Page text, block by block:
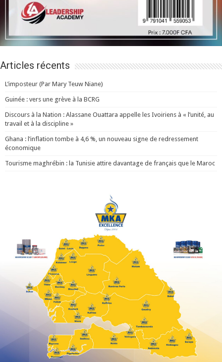
Articles récents
L’imposteur (Par Mary Teuw Niane)
Guinée : vers une grève à la BCRG
Discours à la Nation : Alassane Ouattara appelle les Ivoiriens à « l’unité, au
travail et à la discipline »
Ghana : l’inflation tombe à 4,6 %, un nouveau signe de redressement
économique
Tourisme maghrébin : la Tunisie attire davantage de français que le Maroc